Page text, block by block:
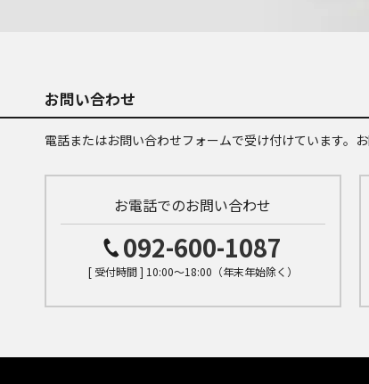
お問い合わせ
電話またはお問い合わせフォームで受け付けています。
お電話でのお問い合わせ
092-600-1087
[ 受付時間 ] 10:00～18:00（年末年始除く）